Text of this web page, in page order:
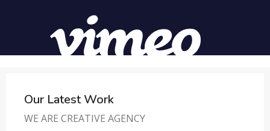
Our Latest Work
WE ARE CREATIVE AGENCY